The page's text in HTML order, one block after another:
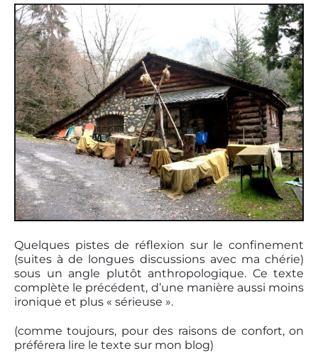
Quelques pistes de réflexion sur le confinement
(suites à de longues discussions avec ma chérie)
sous un angle plutôt anthropologique. Ce texte
complète le précédent, d’une manière aussi moins
ironique et plus « sérieuse ».
(comme toujours, pour des raisons de confort, on
préférera lire le texte sur mon blog)